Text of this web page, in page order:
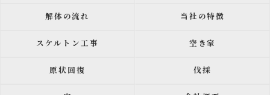
解体の流れ 当社の特徴
スケルトン工事 空き家
原状回復 伐採